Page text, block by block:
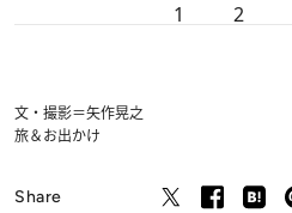
1 2
文・撮影＝矢作晃之
旅＆お出かけ
Share